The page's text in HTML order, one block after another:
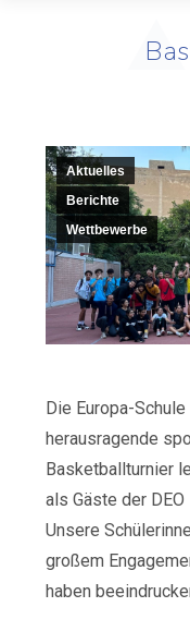
Aktuelles
Berichte
Wettbewerbe
Die Europa-
herausragende
Basketballturnier
als Gäste der DEO
Unsere
großem
haben